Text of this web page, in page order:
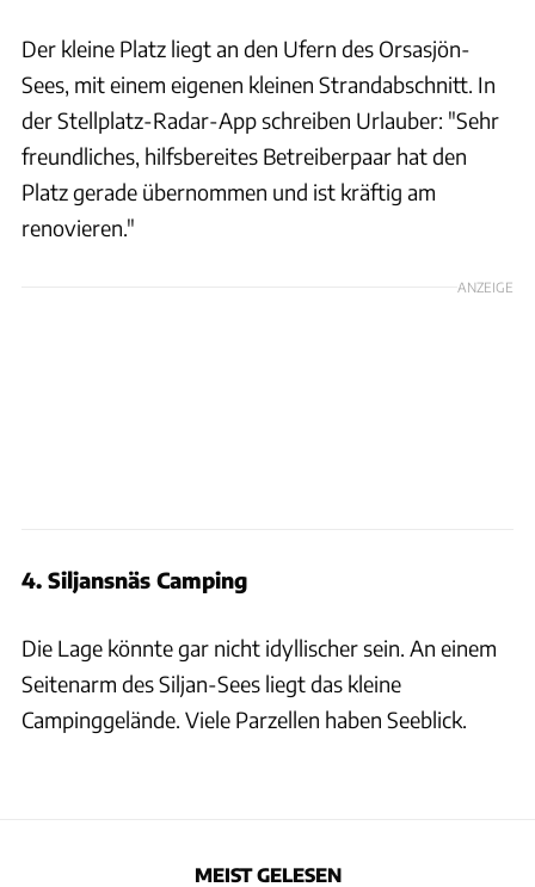
Der kleine Platz liegt an den Ufern des Orsasjön-
Sees, mit einem eigenen kleinen Strandabschnitt. In
der Stellplatz-Radar-App schreiben Urlauber: "Sehr
freundliches, hilfsbereites Betreiberpaar hat den
Platz gerade übernommen und ist kräftig am
renovieren."
ANZEIGE
4. Siljansnäs Camping
Die Lage könnte gar nicht idyllischer sein. An einem
Seitenarm des Siljan-Sees liegt das kleine
Campinggelände. Viele Parzellen haben Seeblick.
MEIST GELESEN